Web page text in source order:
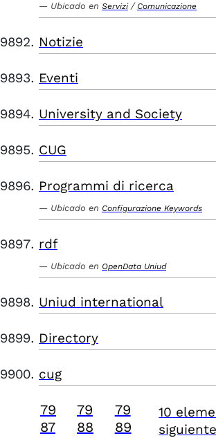
Ubicado en Servizi / Comunicazione
Notizie
Eventi
University and Society
CUG
Programmi di ricerca
Ubicado en Configurazione Keywords
rdf
Ubicado en OpenData Uniud
Uniud international
Directory
cug
79
87
79
88
79
89
10